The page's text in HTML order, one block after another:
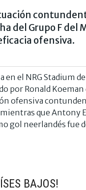
del Grupo F
ofensiva.
en el NRG Stadium
por Ronald
ofensiva
que Antony
gol neerlandés fue
BAJOS!